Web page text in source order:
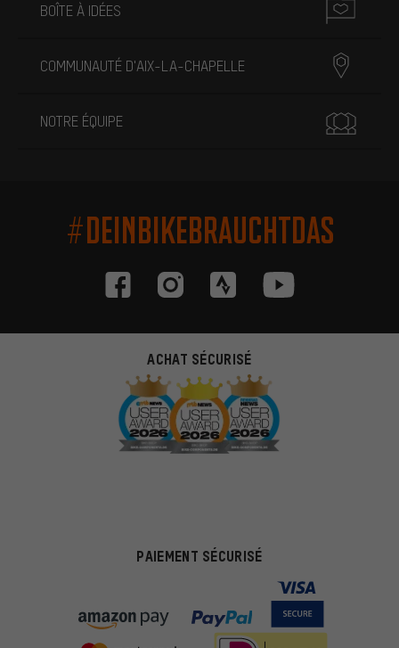
BOÎTE À IDÉES
COMMUNAUTÉ D'AIX-LA-CHAPELLE
NOTRE ÉQUIPE
#DEINBIKEBRAUCHTDAS
ACHAT SÉCURISÉ
PAIEMENT SÉCURISÉ